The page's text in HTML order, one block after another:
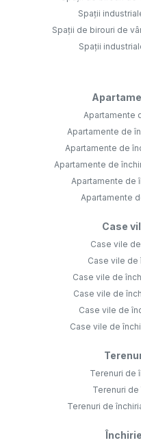
Spații
Spații de birouri de
Spații
Apartamente
Apartamente de
Apartamente de
Apartamente de
Apartamente de
Apartamente
Case
Case vile
Case vile de
Case vile de
Case vile de
Case vile de
Case vile de
Terenuri de
Terenuri
Terenuri de